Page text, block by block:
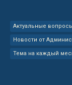
Актуальные
Новости от
Тема на каждый